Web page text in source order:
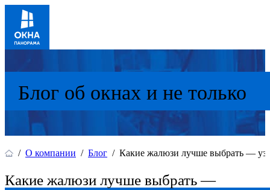
Блог об окнах и не только
/ О компании / Блог / Какие жалюзи лучше выбрать —
Какие жалюзи лучше выбрать —